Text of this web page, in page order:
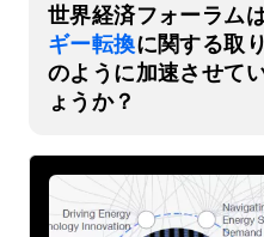
世界経済フォーラムは
ギー転換に関する取
のように加速させて
ょうか？